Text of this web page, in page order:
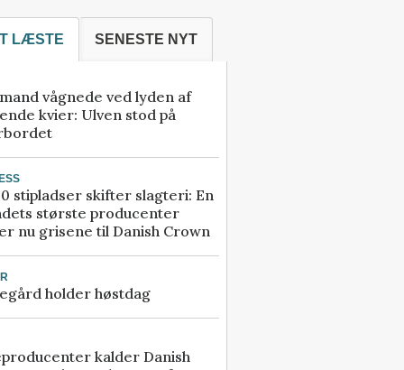
LÆSTE SENESTE NYT
vågnede ved lyden af
kvier: Ulven stod på
stipladser skifter slagteri: En
største producenter
nu grisene til Danish Crown
holder høstdag
kalder Danish